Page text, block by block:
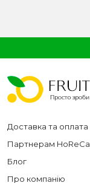
Доставка та оплата
Партнерам HoReCa
Блог
Про компанію